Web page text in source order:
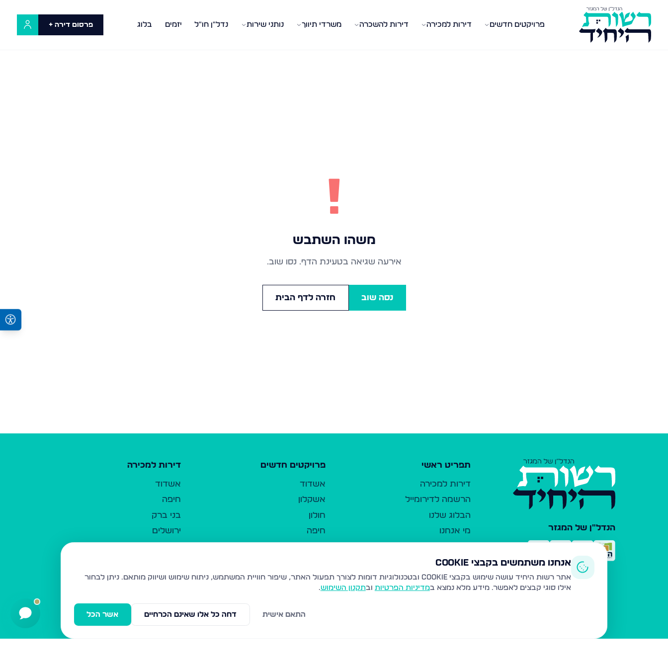
פרויקטים חדשים דירות למכירה דירות להשכרה משרדי תיווך נותני שירות נדל"ן חו"ל יזמים בלוג פרסום דירה +
!
משהו השתבש
אירעה שגיאה בטעינת הדף. נסו שוב.
נסה שוב חזרה לדף הבית
הנדל"ן של המגזר
תפריט ראשי
דירות למכירה
הרשמה לדירומייל
הבלוג שלנו
מי אנחנו
כלי עזר
פרסום ברשות היחיד
משרדי תיווך
פרויקטים חדשים
אשדוד
אשקלון
חולון
חיפה
נהריה
עמנואל
דירות למכירה
אשדוד
חיפה
בני ברק
ירושלים
בית שמש
ביתר עילית
אנחנו משתמשים בקבצי Cookie
אתר רשות היחיד עושה שימוש בקבצי Cookie ובטכנולוגיות דומות לצורך תפעול האתר, שיפור חוויית המשתמש, ניתוח שימוש ושיווק מותאם.
ניתן לבחור
אילו סוגי קבצים לאפשר. מידע מלא נמצא במדיניות הפרטיות ובתקנון השימוש.
אשר הכל דחה כל אלו שאינם הכרחיים התאם אישית